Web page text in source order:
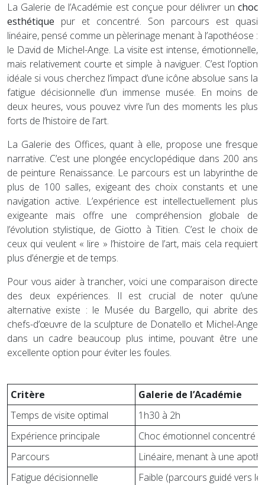
La Galerie de l’Académie est conçue pour délivrer un choc
esthétique pur et concentré. Son parcours est quasi
linéaire, pensé comme un pèlerinage menant à l’apothéose :
le David de Michel-Ange. La visite est intense, émotionnelle,
mais relativement courte et simple à naviguer. C’est l’option
idéale si vous cherchez l’impact d’une icône absolue sans la
fatigue décisionnelle d’un immense musée. En moins de
deux heures, vous pouvez vivre l’un des moments les plus
forts de l’histoire de l’art.
La Galerie des Offices, quant à elle, propose une fresque
narrative. C’est une plongée encyclopédique dans 200 ans
de peinture Renaissance. Le parcours est un labyrinthe de
plus de 100 salles, exigeant des choix constants et une
navigation active. L’expérience est intellectuellement plus
exigeante mais offre une compréhension globale de
l’évolution stylistique, de Giotto à Titien. C’est le choix de
ceux qui veulent « lire » l’histoire de l’art, mais cela requiert
plus d’énergie et de temps.
Pour vous aider à trancher, voici une comparaison directe
des deux expériences. Il est crucial de noter qu’une
alternative existe : le Musée du Bargello, qui abrite des
chefs-d’œuvre de la sculpture de Donatello et Michel-Ange
dans un cadre beaucoup plus intime, pouvant être une
excellente option pour éviter les foules.
Critère
Galerie de l’Académie
Temps de visite optimal
1h30 à 2h
Expérience principale
Choc émotionnel concentré
Parcours
Linéaire, menant à une
Fatigue décisionnelle
Faible (parcours guidé vers le